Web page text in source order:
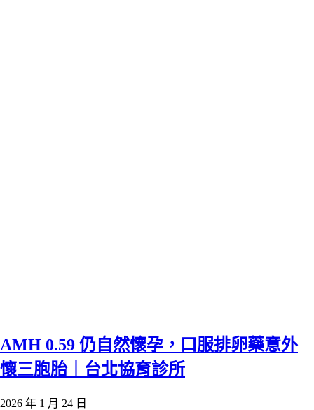
AMH 0.59 仍自然懷孕，口服排卵藥意外
懷三胞胎｜台北協育診所
2026 年 1 月 24 日